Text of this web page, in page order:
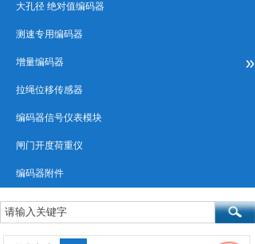
大孔径 绝对值编码器
测速专用编码器
增量编码器 »
拉绳位移传感器
编码器信号仪表模块
闸门开度荷重仪
编码器附件